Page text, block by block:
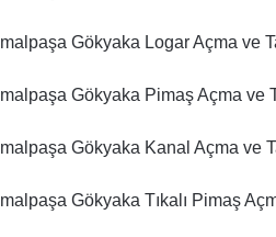
Gökyaka Logar Açma ve
Gökyaka Pimaş Açma ve
Gökyaka Kanal Açma ve
Gökyaka Tıkalı Pimaş